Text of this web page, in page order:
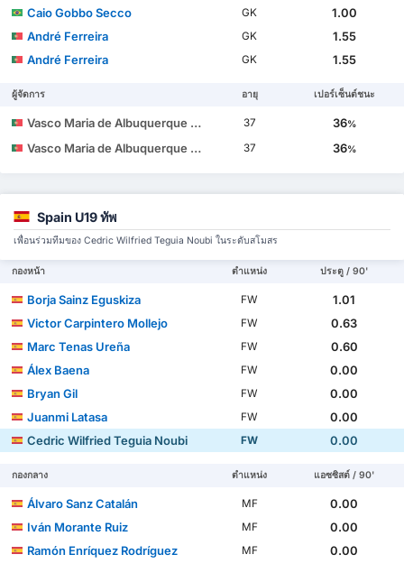
Caio Gobbo Secco
GK
1.00
André Ferreira
GK
1.55
André Ferreira
GK 1.55
ผู้จัดการ อายุ เปอร์เซ็นต์ชนะ
Vasco Maria de Albuquerque Botelho da Costa 37 36%
Vasco Maria de Albuquerque Botelho da Costa 37 36%
Spain U19 ทัพ
เพื่อนร่วมทีมของ Cedric Wilfried Teguia Noubi ในระดับสโมสร
กองหน้า ตำแหน่ง ประตู / 90'
Borja Sainz Eguskiza FW
1.01
Victor Carpintero Mollejo
FW
0.63
Marc Tenas Ureña
FW
0.60
Álex Baena
FW
0.00
Bryan Gil
FW
0.00
Juanmi Latasa
FW
0.00
Cedric Wilfried Teguia Noubi
FW 0.00
กองกลาง ตำแหน่ง แอซซิสต์ / 90'
Álvaro Sanz Catalán MF
0.00
Iván Morante Ruiz
MF
0.00
Ramón Enríquez Rodríguez
MF 0.00